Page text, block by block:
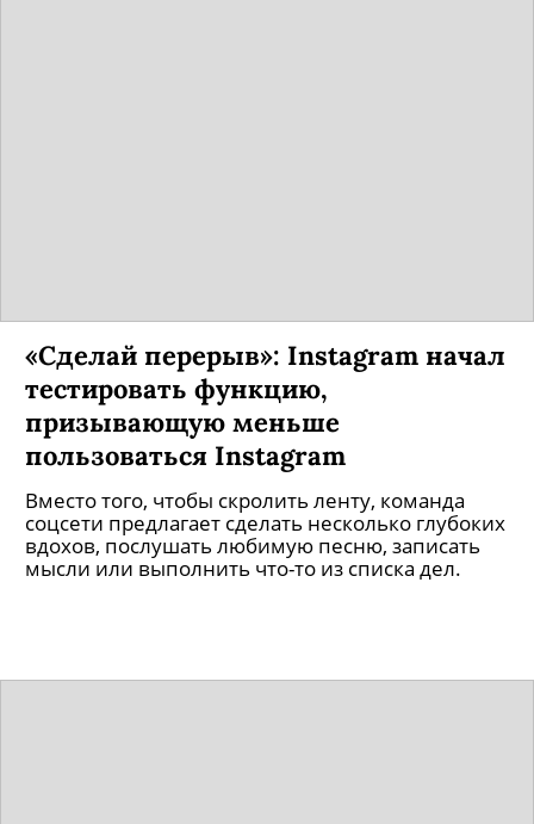
«Сделай перерыв»: Instagram начал
тестировать функцию,
призывающую меньше
пользоваться Instagram
Вместо того, чтобы скролить ленту, команда
соцсети предлагает сделать несколько глубоких
вдохов, послушать любимую песню, записать
мысли или выполнить что-то из списка дел.